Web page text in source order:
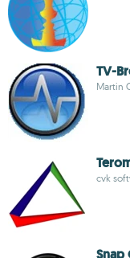
TV-
Martin
cvk
Snap